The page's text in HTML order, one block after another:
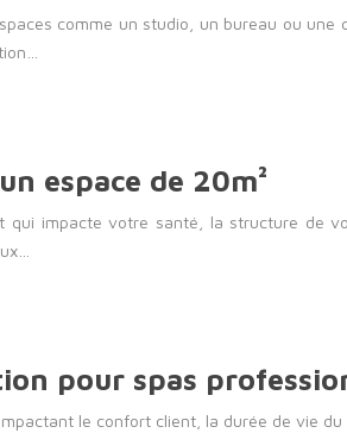
comme un studio, un bureau ou
espace de 20m²
qui impacte votre santé, la structure
pour spas
le confort client, la durée de vie